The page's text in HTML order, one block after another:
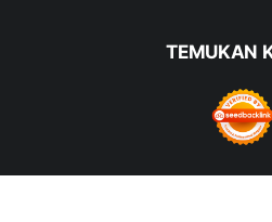
TEMUKAN